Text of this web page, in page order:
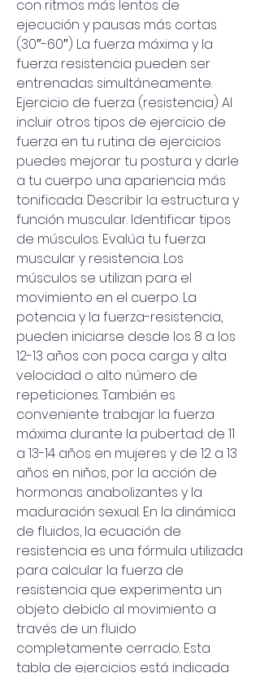
con ritmos más lentos de
ejecución y pausas más cortas
(30″-60″) La fuerza máxima y la
fuerza resistencia pueden ser
entrenadas simultáneamente.
Ejercicio de fuerza (resistencia) Al
incluir otros tipos de ejercicio de
fuerza en tu rutina de ejercicios
puedes mejorar tu postura y darle
a tu cuerpo una apariencia más
tonificada. Describir la estructura y
función muscular. Identificar tipos
de músculos. Evalúa tu fuerza
muscular y resistencia. Los
músculos se utilizan para el
movimiento en el cuerpo. La
potencia y la fuerza-resistencia,
pueden iniciarse desde los 8 a los
12-13 años con poca carga y alta
velocidad o alto número de
repeticiones. También es
conveniente trabajar la fuerza
máxima durante la pubertad: de 11
a 13-14 años en mujeres y de 12 a 13
años en niños, por la acción de
hormonas anabolizantes y la
maduración sexual. En la dinámica
de fluidos, la ecuación de
resistencia es una fórmula utilizada
para calcular la fuerza de
resistencia que experimenta un
objeto debido al movimiento a
través de un fluido
completamente cerrado. Esta
tabla de ejercicios está indicada